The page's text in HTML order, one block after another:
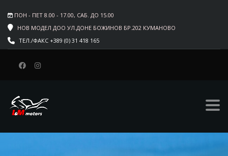
ПОН - ПЕТ 8.00 - 17.00, САБ. ДО 15.00
НОВ МОДЕЛ ДОО УЛ.ДОНЕ БОЖИНОВ БР.202 КУМАНОВО
ТЕЛ./ФАКС +389 (0) 31 418 165